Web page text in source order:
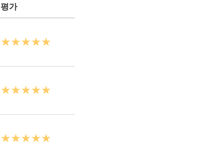
평가
★★★★★
★★★★★
★★★★★